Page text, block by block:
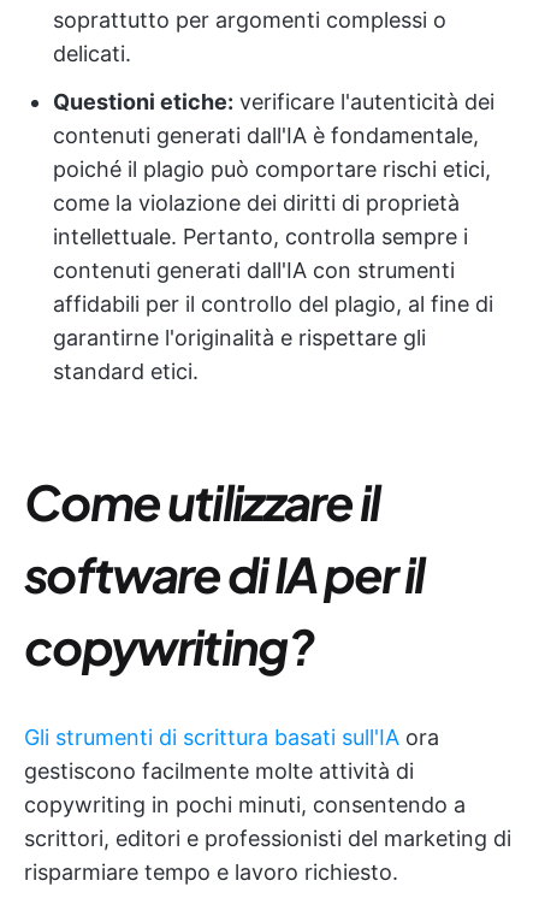
soprattutto per argomenti complessi o
delicati.
Questioni etiche: verificare l'autenticità dei
contenuti generati dall'IA è fondamentale,
poiché il plagio può comportare rischi etici,
come la violazione dei diritti di proprietà
intellettuale. Pertanto, controlla sempre i
contenuti generati dall'IA con strumenti
affidabili per il controllo del plagio, al fine di
garantirne l'originalità e rispettare gli
standard etici.
Come utilizzare il
software di IA per il
copywriting?
Gli strumenti di scrittura basati sull'IA ora
gestiscono facilmente molte attività di
copywriting in pochi minuti, consentendo a
scrittori, editori e professionisti del marketing di
risparmiare tempo e lavoro richiesto.